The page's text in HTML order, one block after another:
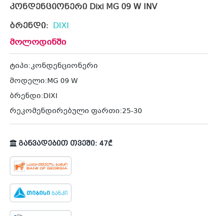
კონდენციონერი Dixi MG 09 W INV
ბრენდი: DIXI
მოლოდინში
ტიპი:კონდენციონერი
მოდელი:MG 09 W
ბრენდი:DIXI
რეკომენდირებული ფართი:25-30
განვადებით თვეში: 47₾